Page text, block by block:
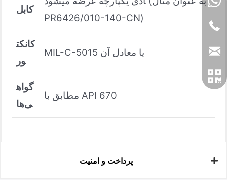
کابل
PR6426/010-140-CN)
کانکت
ور
MIL-C-5015 یا معادل آن
گواه
ی‌ها
مطابق با API 670
پرداخت و امنیت